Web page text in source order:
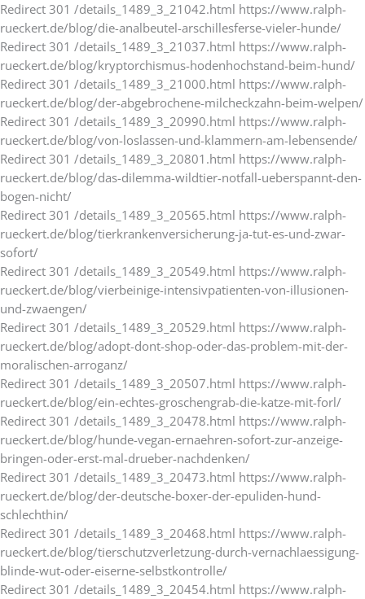
Redirect 301 /details_1489_3_21042.html https://www.ralph-
rueckert.de/blog/die-analbeutel-arschillesferse-vieler-hunde/
Redirect 301 /details_1489_3_21037.html https://www.ralph-
rueckert.de/blog/kryptorchismus-hodenhochstand-beim-hund/
Redirect 301 /details_1489_3_21000.html https://www.ralph-
rueckert.de/blog/der-abgebrochene-milcheckzahn-beim-welpen/
Redirect 301 /details_1489_3_20990.html https://www.ralph-
rueckert.de/blog/von-loslassen-und-klammern-am-lebensende/
Redirect 301 /details_1489_3_20801.html https://www.ralph-
rueckert.de/blog/das-dilemma-wildtier-notfall-ueberspannt-den-
bogen-nicht/
Redirect 301 /details_1489_3_20565.html https://www.ralph-
rueckert.de/blog/tierkrankenversicherung-ja-tut-es-und-zwar-
sofort/
Redirect 301 /details_1489_3_20549.html https://www.ralph-
rueckert.de/blog/vierbeinige-intensivpatienten-von-illusionen-
und-zwaengen/
Redirect 301 /details_1489_3_20529.html https://www.ralph-
rueckert.de/blog/adopt-dont-shop-oder-das-problem-mit-der-
moralischen-arroganz/
Redirect 301 /details_1489_3_20507.html https://www.ralph-
rueckert.de/blog/ein-echtes-groschengrab-die-katze-mit-forl/
Redirect 301 /details_1489_3_20478.html https://www.ralph-
rueckert.de/blog/hunde-vegan-ernaehren-sofort-zur-anzeige-
bringen-oder-erst-mal-drueber-nachdenken/
Redirect 301 /details_1489_3_20473.html https://www.ralph-
rueckert.de/blog/der-deutsche-boxer-der-epuliden-hund-
schlechthin/
Redirect 301 /details_1489_3_20468.html https://www.ralph-
rueckert.de/blog/tierschutzverletzung-durch-vernachlaessigung-
blinde-wut-oder-eiserne-selbstkontrolle/
Redirect 301 /details_1489_3_20454.html https://www.ralph-